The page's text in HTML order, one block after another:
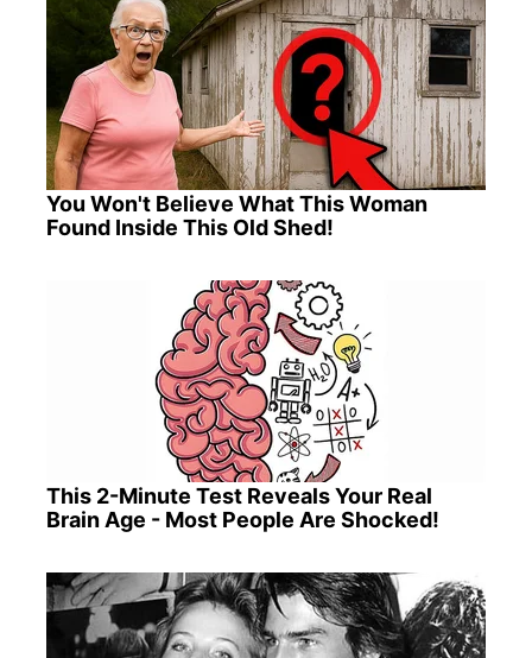
You Won't Believe What This Woman
Found Inside This Old Shed!
This 2-Minute Test Reveals Your Real
Brain Age - Most People Are Shocked!